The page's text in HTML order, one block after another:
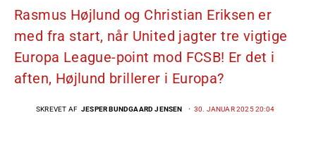
Rasmus Højlund og Christian Eriksen er
med fra start, når United jagter tre vigtige
Europa League-point mod FCSB! Er det i
aften, Højlund brillerer i Europa?
SKREVET AF JESPER BUNDGAARD JENSEN 30. JANUAR 2025 20:04